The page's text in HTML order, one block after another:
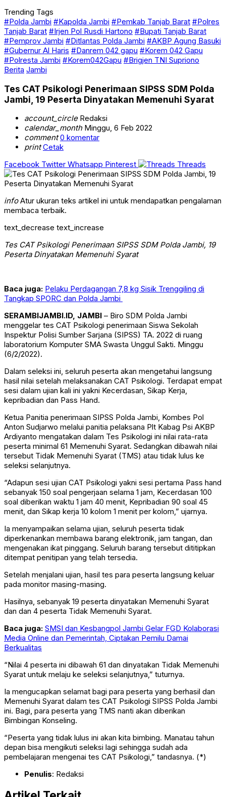
Trending Tags
#Polda Jambi #Kapolda Jambi #Pemkab Tanjab Barat #Polres
Tanjab Barat #Irjen Pol Rusdi Hartono #Bupati Tanjab Barat
#Pemprov Jambi #Ditlantas Polda Jambi #AKBP Agung Basuki
#Gubernur Al Haris #Danrem 042 gapu #Korem 042 Gapu
#Polresta Jambi #Korem042Gapu #Brigjen TNI Supriono
Berita Jambi
Tes CAT Psikologi Penerimaan SIPSS SDM Polda
Jambi, 19 Peserta Dinyatakan Memenuhi Syarat
account_circleRedaksi
calendar_monthMinggu, 6 Feb 2022
comment 0 komentar
print Cetak
Facebook Twitter Whatsapp Pinterest Threads
infoAtur ukuran teks artikel ini untuk mendapatkan pengalaman
membaca terbaik.
text_decrease text_increase
Tes CAT Psikologi Penerimaan SIPSS SDM Polda Jambi, 19
Peserta Dinyatakan Memenuhi Syarat
Baca juga: Pelaku Perdagangan 7,8 kg Sisik Trenggiling di
Tangkap SPORC dan Polda Jambi
SERAMBIJAMBI.ID, JAMBI – Biro SDM Polda Jambi
menggelar tes CAT Psikologi penerimaan Siswa Sekolah
Inspektur Polisi Sumber Sarjana (SIPSS) TA. 2022 di ruang
laboratorium Komputer SMA Swasta Unggul Sakti. Minggu
(6/2/2022).
Dalam seleksi ini, seluruh peserta akan mengetahui langsung
hasil nilai setelah melaksanakan CAT Psikologi. Terdapat empat
sesi dalam ujian kali ini yakni Kecerdasan, Sikap Kerja,
kepribadian dan Pass Hand.
Ketua Panitia penerimaan SIPSS Polda Jambi, Kombes Pol
Anton Sudjarwo melalui panitia pelaksana Plt Kabag Psi AKBP
Ardiyanto mengatakan dalam Tes Psikologi ini nilai rata-rata
peserta minimal 61 Memenuhi Syarat. Sedangkan dibawah nilai
tersebut Tidak Memenuhi Syarat (TMS) atau tidak lulus ke
seleksi selanjutnya.
“Adapun sesi ujian CAT Psikologi yakni sesi pertama Pass hand
sebanyak 150 soal pengerjaan selama 1 jam, Kecerdasan 100
soal diberikan waktu 1 jam 40 menit, Kepribadian 90 soal 45
menit, dan Sikap kerja 10 kolom 1 menit per kolom,” ujarnya.
Ia menyampaikan selama ujian, seluruh peserta tidak
diperkenankan membawa barang elektronik, jam tangan, dan
mengenakan ikat pinggang. Seluruh barang tersebut dititipkan
ditempat penitipan yang telah tersedia.
Setelah menjalani ujian, hasil tes para peserta langsung keluar
pada monitor masing-masing.
Hasilnya, sebanyak 19 peserta dinyatakan Memenuhi Syarat
dan dan 4 peserta Tidak Memenuhi Syarat.
Baca juga: SMSI dan Kesbangpol Jambi Gelar FGD Kolaborasi
Media Online dan Pemerintah, Ciptakan Pemilu Damai
Berkualitas
“Nilai 4 peserta ini dibawah 61 dan dinyatakan Tidak Memenuhi
Syarat untuk melaju ke seleksi selanjutnya,” tuturnya.
Ia mengucapkan selamat bagi para peserta yang berhasil dan
Memenuhi Syarat dalam tes CAT Psikologi SIPSS Polda Jambi
ini. Bagi, para peserta yang TMS nanti akan diberikan
Bimbingan Konseling.
“Peserta yang tidak lulus ini akan kita bimbing. Manatau tahun
depan bisa mengikuti seleksi lagi sehingga sudah ada
pembelajaran mengenai tes CAT Psikologi,” tandasnya. (*)
Penulis: Redaksi